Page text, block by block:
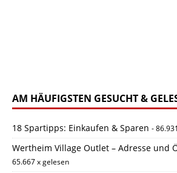
AM HÄUFIGSTEN GESUCHT &
18 Spartipps: Einkaufen & Sparen -
Wertheim Village Outlet – Adresse und
65.667 x gelesen